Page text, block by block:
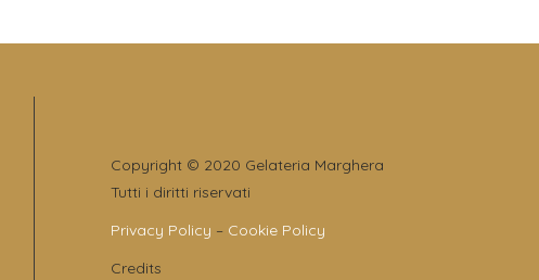
Copyright © 2020 Gelateria Marghera
Tutti i diritti riservati
Privacy Policy – Cookie Policy
Credits